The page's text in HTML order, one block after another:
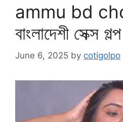
ammu bd
বাংলাদেশী সেক্স গল্প
June 6, 2025 by cotigolpo